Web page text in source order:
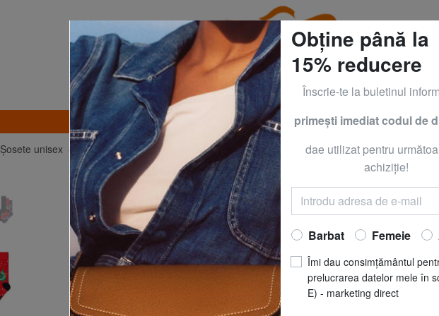
GUESS & PIQUADRO la - 50% PÂNĂ MÂINE, 9 AUGUST*
Șosete unisex HAPPY SOCKS
HAPPY
HOLIDAY TREE
Acum să
REDUCERI
pret recomandat
Cel mai bun preț ultimele
Obține până la
15% reducere
Înscrie-te la buletinul
primeşti imediat codul de
dae utilizat pentru
achiziţie!
Barbat Femeie
Îmi dau consimțământul
prelucrarea datelor mele în
E) - marketing direct